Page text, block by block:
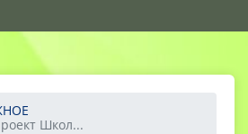
Школ...